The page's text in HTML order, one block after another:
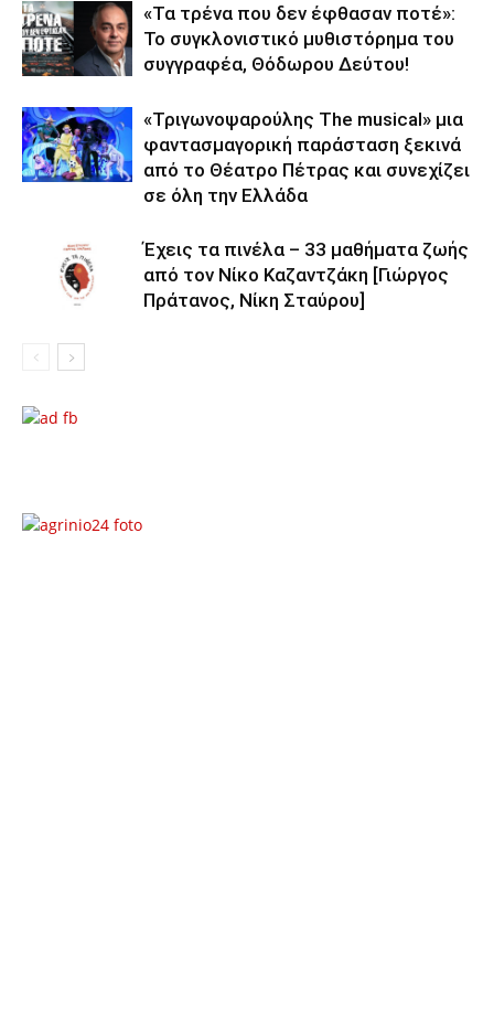
«Τα τρένα που δεν έφθασαν ποτέ»:
Το συγκλονιστικό μυθιστόρημα του
συγγραφέα, Θόδωρου Δεύτου!
«Τριγωνοψαρούλης The musical» μια
φαντασμαγορική παράσταση ξεκινά
από το Θέατρο Πέτρας και συνεχίζει
σε όλη την Ελλάδα
Έχεις τα πινέλα – 33 μαθήματα ζωής
από τον Νίκο Καζαντζάκη [Γιώργος
Πράτανος, Νίκη Σταύρου]